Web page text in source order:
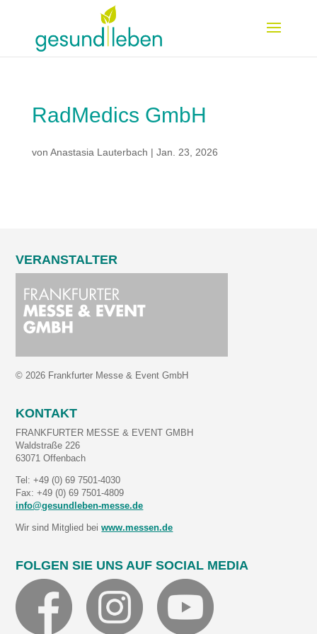
RadMedics GmbH
von Anastasia Lauterbach | Jan. 23, 2026
VERANSTALTER
© 2026 Frankfurter Messe & Event GmbH
KONTAKT
FRANKFURTER MESSE & EVENT GMBH
Waldstraße 226
63071 Offenbach
Tel: +49 (0) 69 7501-4030
Fax: +49 (0) 69 7501-4809
info@gesundleben-messe.de
Wir sind Mitglied beiwww.messen.de
FOLGEN SIE UNS AUF SOCIAL MEDIA